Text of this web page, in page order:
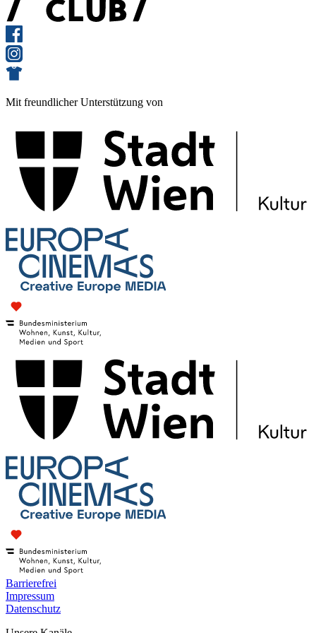
Mit freundlicher Unterstützung von
Barrierefrei
Impressum
Datenschutz